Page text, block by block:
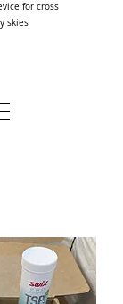
for cross
skies